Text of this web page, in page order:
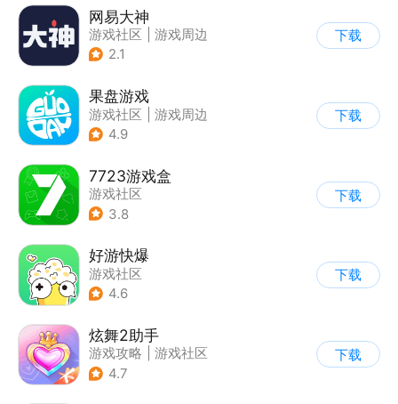
网易大神
游戏社区
游戏周边
2.1
下载
果盘游戏
游戏社区
游戏周边
4.9
下载
7723游戏盒
游戏社区
3.8
下载
好游快爆
游戏社区
4.6
下载
炫舞2助手
游戏攻略
游戏社区
4.7
下载